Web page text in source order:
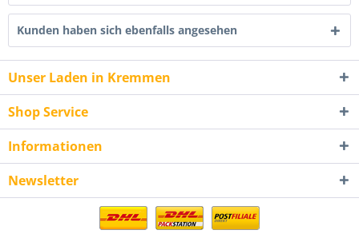
Kunden haben sich ebenfalls angesehen
Unser Laden in Kremmen
Shop Service
Informationen
Newsletter